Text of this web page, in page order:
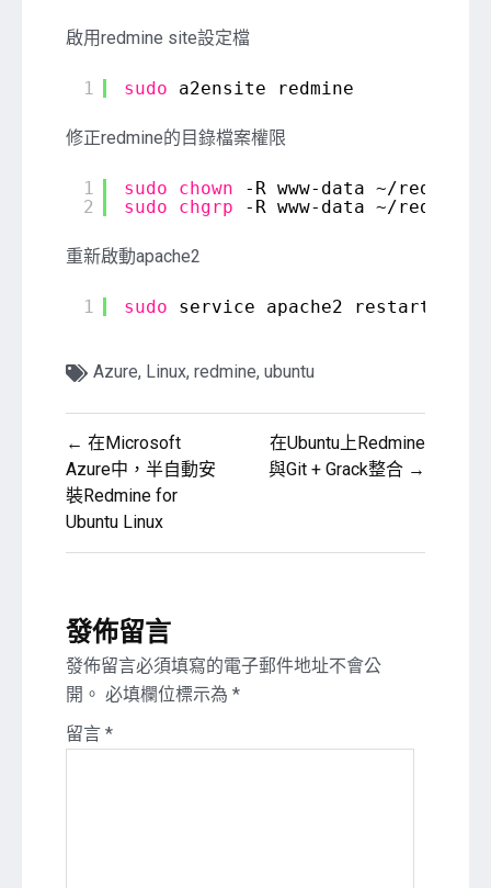
啟用redmine site設定檔
1 sudo a2ensite redmine
修正redmine的目錄檔案權限
1
2
sudo chown -R www-data ~/
sudo
chgrp -R www-data ~/
重新啟動apache2
1 sudo service apache2 restart
Azure, Linux, redmine, ubuntu
文
章
導
覽
← 在Microsoft
Azure中，半自動安
裝Redmine for
Ubuntu Linux
在Ubuntu上Redmine
與Git + Grack整合 →
發佈留言
發佈留言必須填寫的電子郵件地址不會公
開。 必填欄位標示為 *
留言 *